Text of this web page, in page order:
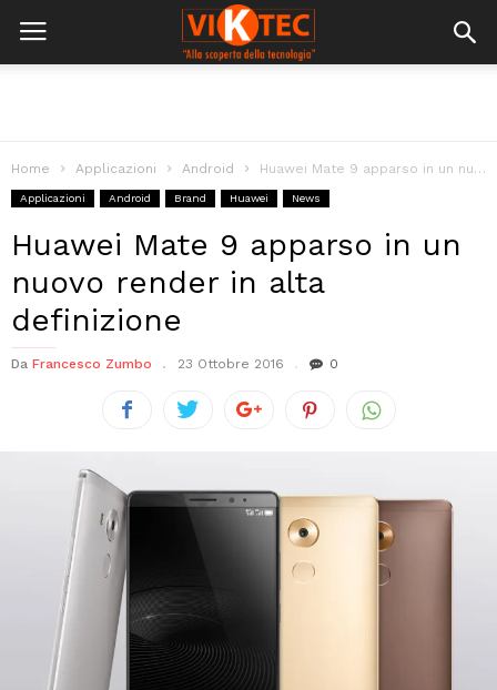
Home Applicazioni Android Huawei Mate 9 apparso in un nuovo render in alta definizione
Applicazioni Android Brand Huawei News
Huawei Mate 9 apparso in un
nuovo render in alta
definizione
Da Francesco Zumbo 23 Ottobre 2016 0